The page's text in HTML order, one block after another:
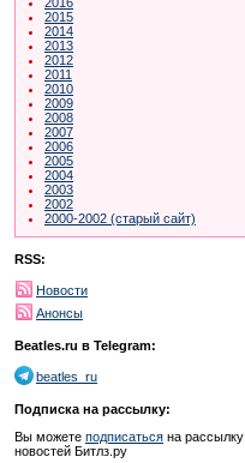
2015
2014
2013
2012
2011
2010
2009
2008
2007
2006
2005
2004
2003
2002
2000-2002 (старый сайт)
RSS:
Новости
Анонсы
Beatles.ru в Telegram:
beatles_ru
Подписка на рассылку:
Вы можете подписаться на рассылку
новостей Битлз.ру